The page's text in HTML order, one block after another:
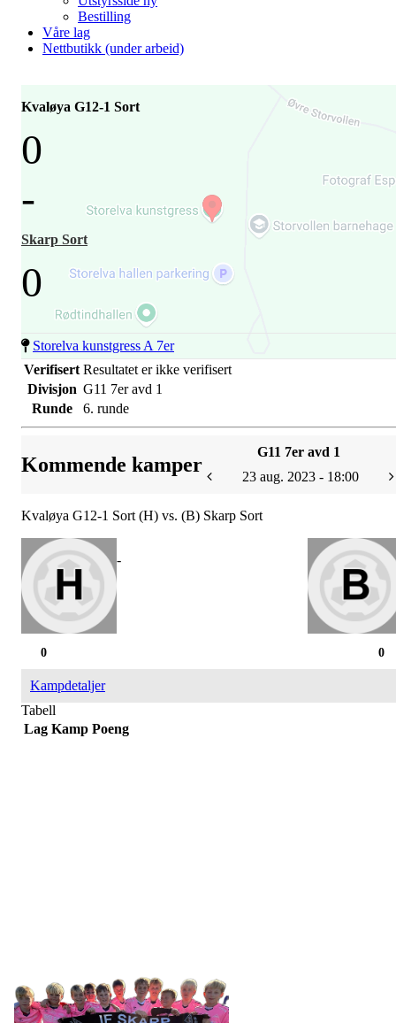
Bestilling
Våre lag
Nettbutikk (under arbeid)
Kvaløya G12-1 Sort
0
-
Skarp Sort
0
Storelva kunstgress A 7er
Verifisert Resultatet er ikke verifisert
Divisjon G11 7er avd 1
Runde
6. runde
Kommende kamper
G11 7er avd 1
23 aug. 2023 - 18:00
Kvaløya G12-1 Sort (H) vs. (B) Skarp Sort
-
0
0
Kampdetaljer
Tabell
Lag Kamp Poeng